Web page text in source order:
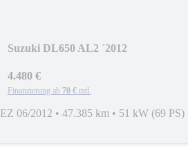
Suzuki DL650 AL2 ´2012
4.480 €
Finanzierung ab 70 € mtl.
EZ 06/2012 • 47.385 km • 51 kW (69 PS)